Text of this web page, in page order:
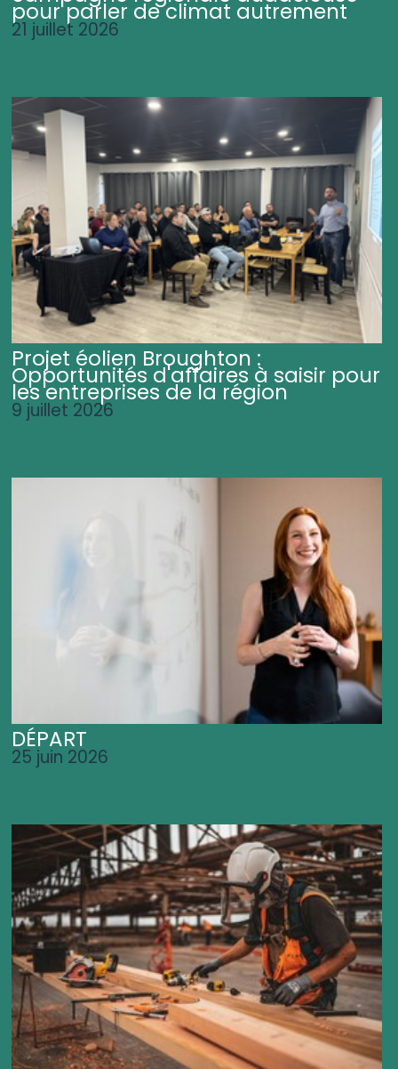
pour parler de climat autrement
21 juillet 2026
Projet éolien Broughton :
Opportunités d'affaires à saisir pour
les entreprises de la région
9 juillet 2026
DÉPART
25 juin 2026